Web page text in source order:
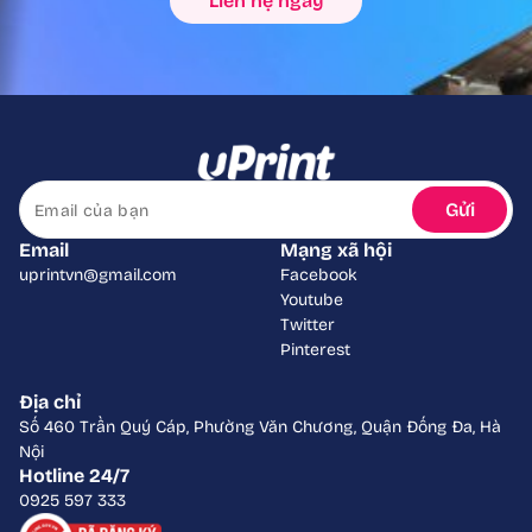
Gửi
Địa chỉ
Số 460 Trần Quý Cáp, Phường Văn Chương, Quận Đống Đa, Hà
Nội
Hotline 24/7
0925 597 333
Email
uprintvn@gmail.com
Mạng xã hội
Facebook
Youtube
Twitter
Pinterest